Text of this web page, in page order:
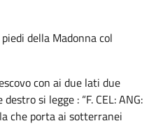
della Madonna col
con ai due lati due
si legge : “F. CEL: ANG:
che porta ai sotterranei